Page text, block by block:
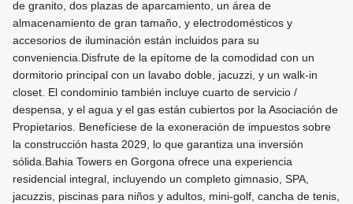
de granito, dos plazas de aparcamiento, un área de
almacenamiento de gran tamaño, y electrodomésticos y
accesorios de iluminación están incluidos para su
conveniencia.Disfrute de la epítome de la comodidad con un
dormitorio principal con un lavabo doble, jacuzzi, y un walk-in
closet. El condominio también incluye cuarto de servicio /
despensa, y el agua y el gas están cubiertos por la Asociación de
Propietarios. Benefíciese de la exoneración de impuestos sobre
la construcción hasta 2029, lo que garantiza una inversión
sólida.Bahia Towers en Gorgona ofrece una experiencia
residencial integral, incluyendo un completo gimnasio, SPA,
jacuzzis, piscinas para niños y adultos, mini-golf, cancha de tenis,